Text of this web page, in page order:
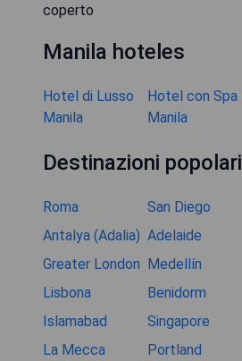
coperto
Manila hoteles
Hotel di Lusso
Manila
Hotel con Spa
Manila
Destinazioni popolari
Roma San Diego
Antalya (Adalia) Adelaide
Greater London Medellín
Lisbona
Benidorm
Islamabad
Singapore
La Mecca
Portland